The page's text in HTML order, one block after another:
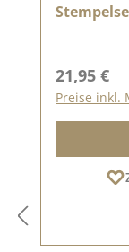
Regulärer
21,95 €
Preise inkl.